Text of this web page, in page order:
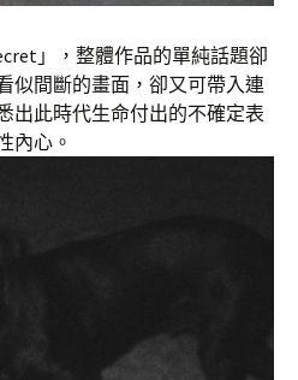
」，整體作品的單純話題卻
似間斷的畫面，卻又可帶入連
出此時代生命付出的不確定表
內心。